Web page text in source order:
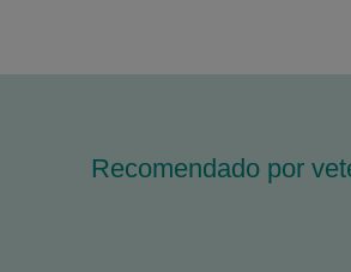
Recomendado por